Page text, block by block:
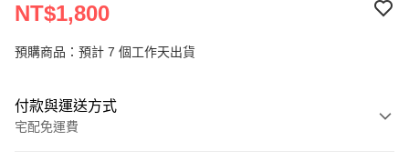
NT$1,800
預購商品：預計 7 個工作天出貨
付款與運送方式
宅配免運費